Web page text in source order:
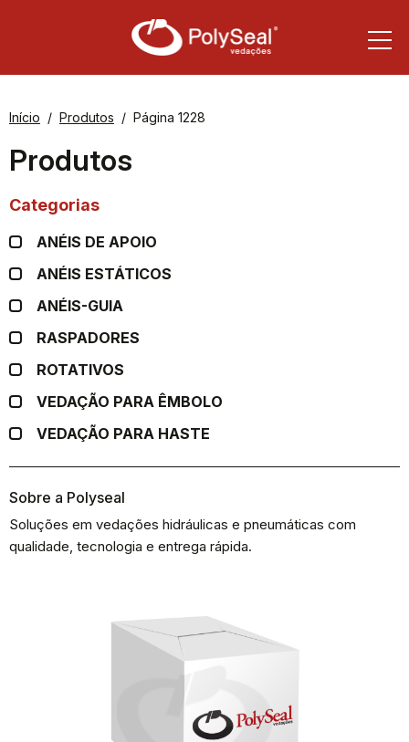
Início Produtos Página 1228
Produtos
Categorias
ANÉIS DE APOIO
ANÉIS ESTÁTICOS
ANÉIS-GUIA
RASPADORES
ROTATIVOS
VEDAÇÃO PARA ÊMBOLO
VEDAÇÃO PARA HASTE
Sobre a Polyseal
Soluções em vedações hidráulicas e pneumáticas com
qualidade, tecnologia e entrega rápida.